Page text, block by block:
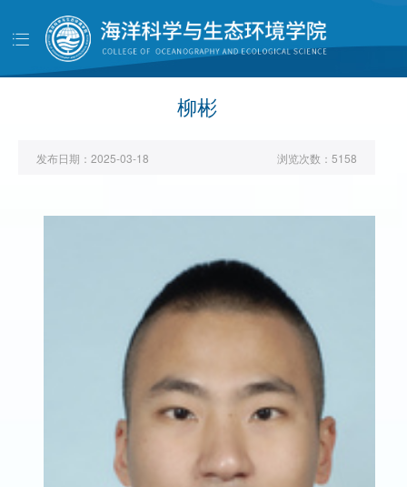
首页
师资队伍
柳彬
发布日期： 2025-03-18 浏览次数： 5158